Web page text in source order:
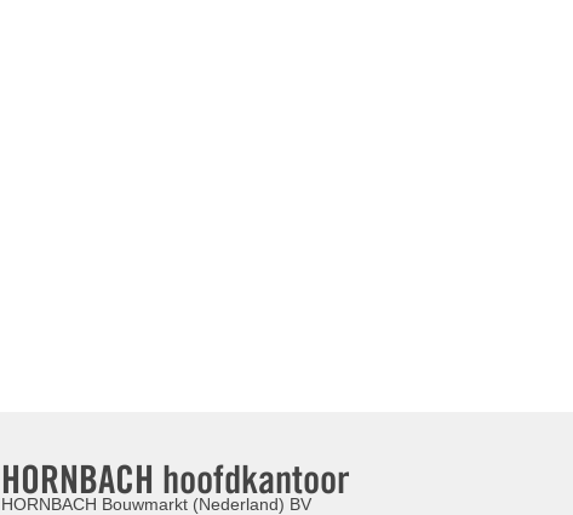
HORNBACH hoofdkantoor
HORNBACH Bouwmarkt (Nederland) BV